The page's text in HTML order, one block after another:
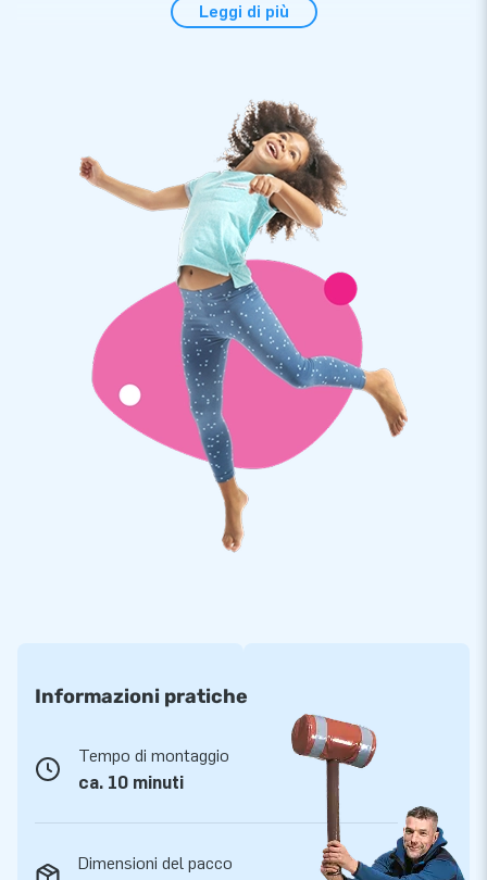
bier in de hand. Deze Abraham ziet er een beetje aso uit, maar
Abraham die allesbehalve standaard is. De pop wordt
geleverd met een los setje cijfers van 0-9 en is dus ook
geschikt om al die andere bijzondere verjaardagen mee te
vieren. De opblaasbare Abraham is in nog geen 10 minuten op
te zetten door 1 persoon. Hij wordt compleet geleverd met
een handleiding, verankermateriaal, een blower om hem mee
op te blazen en een tas om hem in te vervoeren.
JB Inflatables: maatwerk mogelijk
Wij hebben veel Sarah en Abraham poppen op voorraad. Heb
je zelf een leuk idee of wil je toch een andere
kleurencombinatie: ook maatwerk is mogelijk! Laat ons
weten wat jouw wensen zijn, dan maakt het designteam een
mooi ontwerp voor je. Wil je deze aso Abraham opblaaspop
een persoonlijk tintje geven? Laat het ons weten en wij gaan
Leggi di più
Informazioni pratiche
Tempo di montaggio
ca. 10 minuti
Dimensioni del pacco